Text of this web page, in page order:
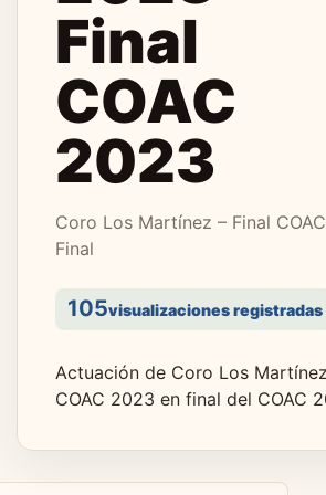
Final
COAC
2023
Coro Los Martínez – Final
Final
105visualizaciones registradas
Actuación de Coro Los
COAC 2023 en final del COAC